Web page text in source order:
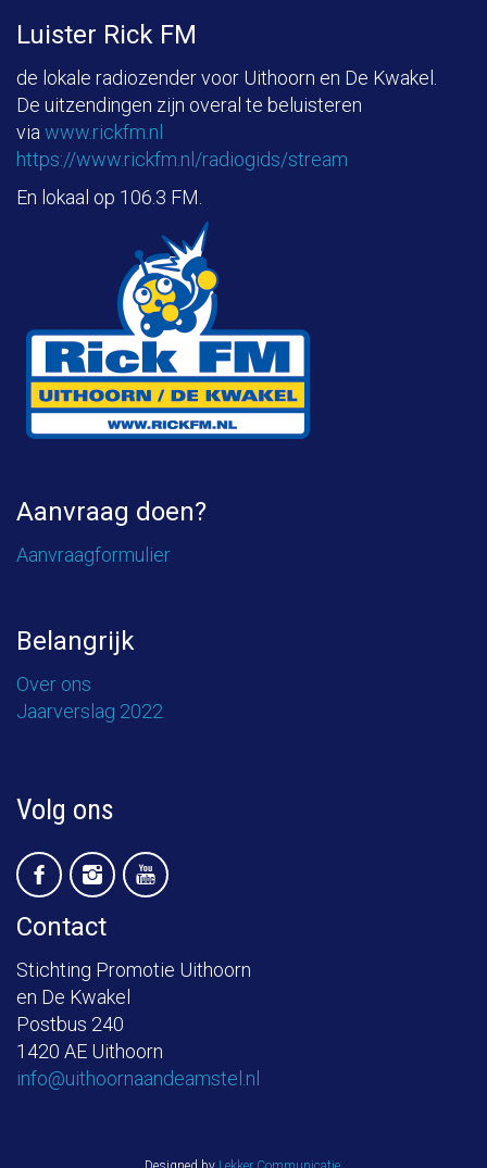
Luister Rick FM
de lokale radiozender voor Uithoorn en De Kwakel.
De uitzendingen zijn overal te beluisteren
via www.rickfm.nl
https://www.rickfm.nl/radiogids/stream
En lokaal op 106.3 FM.
Aanvraag doen?
Aanvraagformulier
Belangrijk
Over ons
Jaarverslag 2022
Volg ons
Contact
Stichting Promotie Uithoorn
en De Kwakel
Postbus 240
1420 AE Uithoorn
info@uithoornaandeamstel.nl